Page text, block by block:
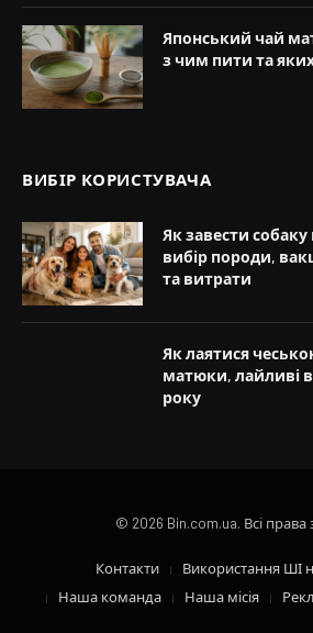
Японський чай
з чим пити та
ВИБІР КОРИСТУВАЧА
Як завести собаку
вибір породи,
та витрати
Як лаятися
матюки, лайливі
року
© 2026 Bin.com.ua. Всі права
Контакти
Використання ШІ
Наша команда
Наша місія